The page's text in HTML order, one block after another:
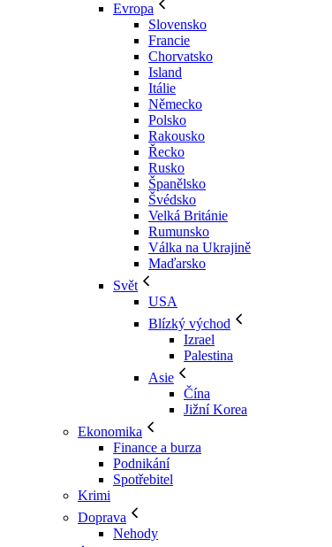
Evropa
Slovensko
Francie
Chorvatsko
Island
Itálie
Německo
Polsko
Rakousko
Řecko
Rusko
Španělsko
Švédsko
Velká Británie
Rumunsko
Válka na Ukrajině
Maďarsko
Svět
USA
Blízký východ
Izrael
Palestina
Asie
Čína
Jižní Korea
Ekonomika
Finance a burza
Podnikání
Spotřebitel
Krimi
Doprava
Nehody